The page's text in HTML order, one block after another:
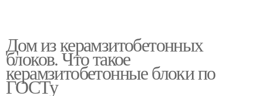
Дом из керамзитобетонных
блоков. Что такое
керамзитобетонные блоки по
ГОСТу